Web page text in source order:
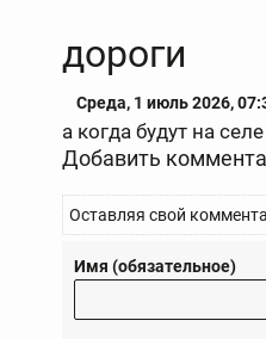
дороги
Среда, 1 июль 2026,
а когда будут на
Добавить
Оставляя свой
Имя (обязательное)